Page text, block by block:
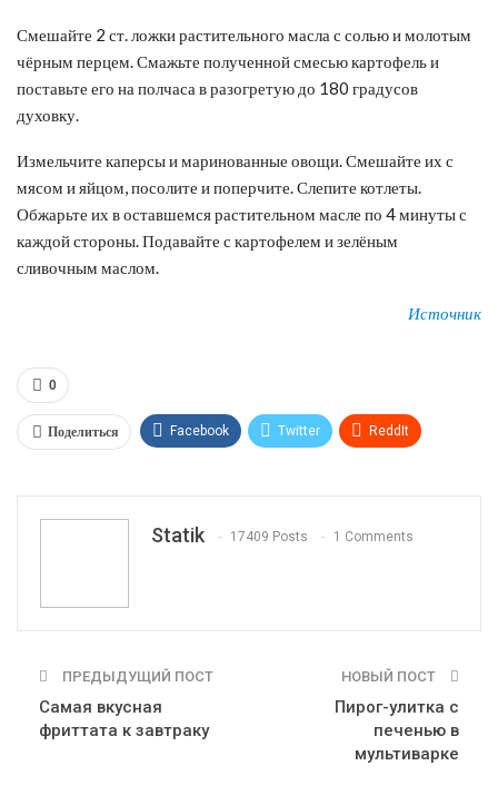
Смешайте 2 ст. ложки растительного масла с солью и молотым
чёрным перцем. Смажьте полученной смесью картофель и
поставьте его на полчаса в разогретую до 180 градусов
духовку.
Измельчите каперсы и маринованные овощи. Смешайте их с
мясом и яйцом, посолите и поперчите. Слепите котлеты.
Обжарьте их в оставшемся растительном масле по 4 минуты с
каждой стороны. Подавайте с картофелем и зелёным
сливочным маслом.
Источник
0
Поделиться Facebook Twitter ReddIt
Statik 17409 Posts 1 Comments
ПРЕДЫДУЩИЙ ПОСТ
Самая вкусная
фриттата к завтраку
НОВЫЙ ПОСТ
Пирог-улитка с
печенью в
мультиварке